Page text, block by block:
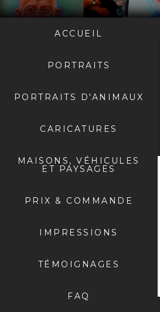
ACCUEIL
PORTRAITS
PORTRAITS D'ANIMAUX
CARICATURES
MAISONS, VÉHICULES
ET PAYSAGES
PRIX & COMMANDE
IMPRESSIONS
TÉMOIGNAGES
FAQ